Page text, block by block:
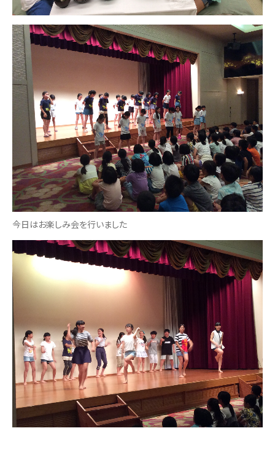
今日はお楽しみ会を行いました